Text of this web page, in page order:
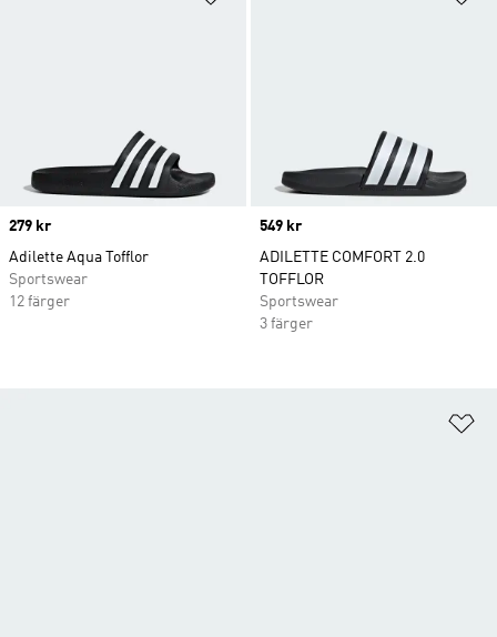
Price
279 kr
Adilette Aqua Tofflor
Sportswear
12 färger
Price
549 kr
ADILETTE COMFORT 2.0
TOFFLOR
Sportswear
3 färger